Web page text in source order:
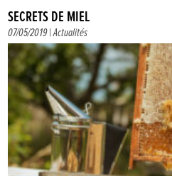
SECRETS DE MIEL
07/05/2019 |Actualités